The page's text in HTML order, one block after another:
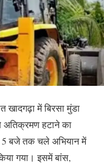
खादगढ़ा में बिरसा मुंडा
अतिक्रमण हटाने का
5 बजे तक चले अभियान में
गया। इसमें बांस,